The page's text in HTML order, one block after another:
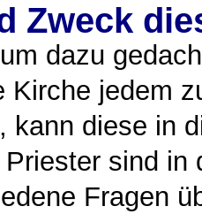
Zweck
dazu
Kirche jedem
kann diese in
sind in
Fragen